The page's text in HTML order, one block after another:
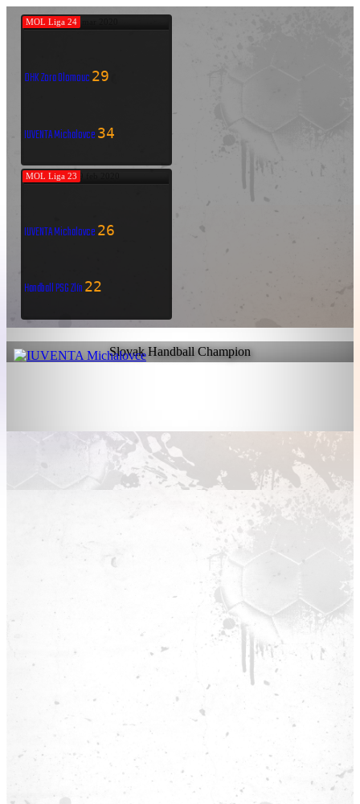
MOL Liga 24
DHK Zora Olomouc29
IUVENTA Michalovce34
7 mar 2020
MOL Liga 23
IUVENTA Michalovce26
Handball PSG Zlín22
29 feb 2020
Slovak Handball Champion